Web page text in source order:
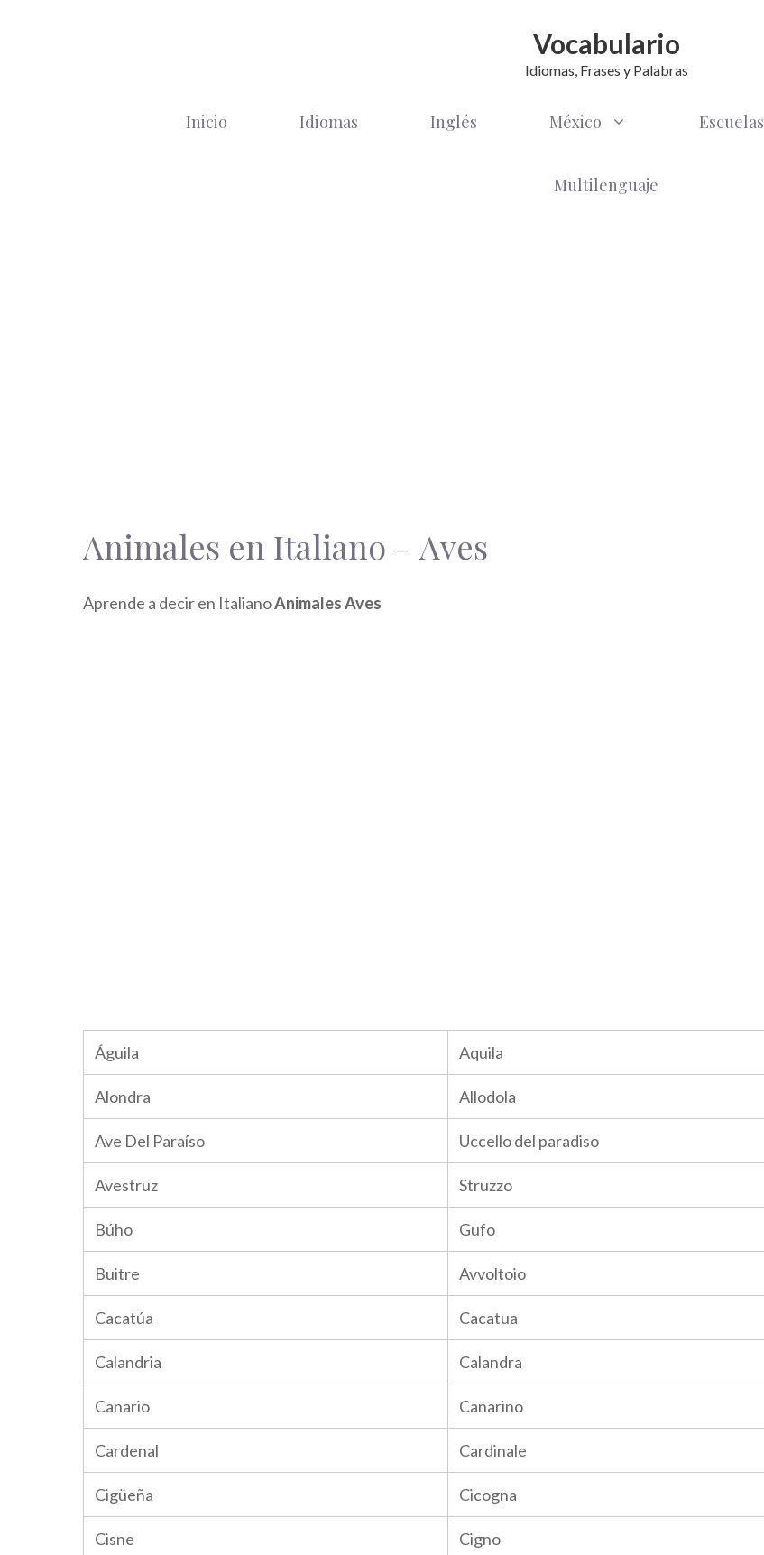
Vocabulario
Idiomas, Frases y Palabras
Inicio Idiomas Inglés México Escuelas
Multilenguaje
Animales en Italiano – Aves
Aprende a decir en ItalianoAnimales Aves
Águila Aquila
Alondra Allodola
Ave Del Paraíso Uccello del paradiso
Avestruz Struzzo
Búho Gufo
Buitre Avvoltoio
Cacatúa Cacatua
Calandria Calandra
Canario Canarino
Cardenal Cardinale
Cigüeña Cicogna
Cisne Cigno